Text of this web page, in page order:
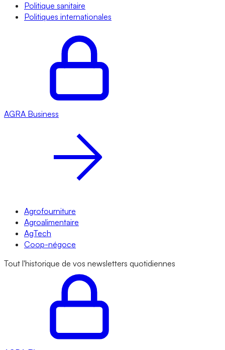
Politique sanitaire
Politiques internationales
AGRA Business
Agrofourniture
Agroalimentaire
AgTech
Coop-négoce
Tout l'historique de vos newsletters quotidiennes